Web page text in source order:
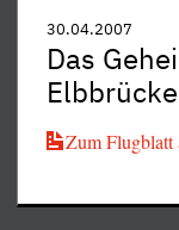
30.04.2007
Das
Elbbrücke
Zum Flugblatt